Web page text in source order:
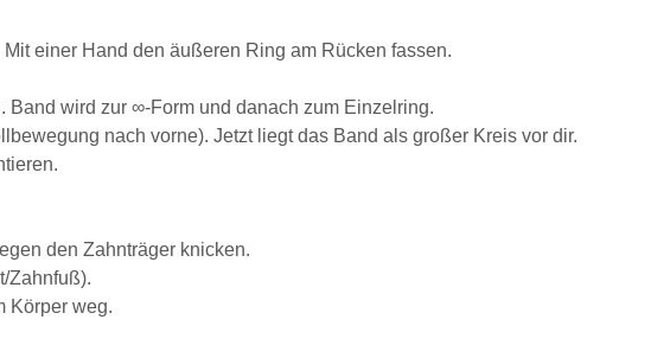
einer Hand den äußeren Ring am Rücken fassen.
Band wird zur ∞-Form und danach zum Einzelring.
nach vorne). Jetzt liegt das Band als großer Kreis vor dir.
den Zahnträger knicken.
Zahnfuß).
Körper weg.